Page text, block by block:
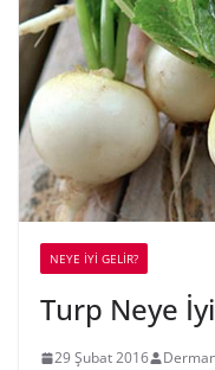
NEYE İYİ GELİR?
Turp Neye
29 Şubat 2016